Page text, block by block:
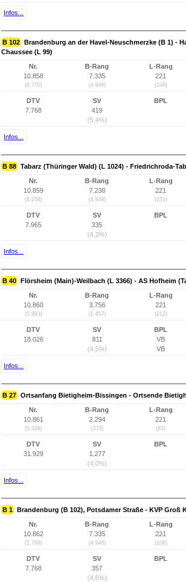
Infos...
B 102 Brandenburg an der Havel-Neuschmerzke (B 1) -
Chaussee (L 99)
Nr.
10.858
(8.770)
B-Rang
7.335
(4.946)
L-Rang
221
(106)
DTV
7.768
SV
419
(5,4%)
BPL
Infos...
B 88 Tabarz (Thüringer Wald) (L 1024) - Friedrichroda-
Nr.
10.859
(8.258)
B-Rang
7.238
(4.849)
L-Rang
221
(151)
DTV
7.965
SV
335
(4,2%)
BPL
Infos...
B 40 Flörsheim (Main)-Weilbach (L 3366) - AS Hofheim
Nr.
10.860
(5.993)
B-Rang
3.756
(1.457)
L-Rang
221
(212)
DTV
18.026
SV
811
(4,5%)
BPL
VB
VB
Infos...
B 27 Ortsanfang Bietigheim-Bissingen - Ortsende
Nr.
10.861
(5.326)
B-Rang
2.294
(373)
L-Rang
221
(81)
DTV
31.929
SV
1.277
(4,0%)
BPL
Infos...
B 1 Brandenburg (B 102), Potsdamer Straße - KVP Groß
Nr.
10.862
(2.799)
B-Rang
7.335
(4.946)
L-Rang
221
(106)
DTV
7.768
SV
357
(4,6%)
BPL